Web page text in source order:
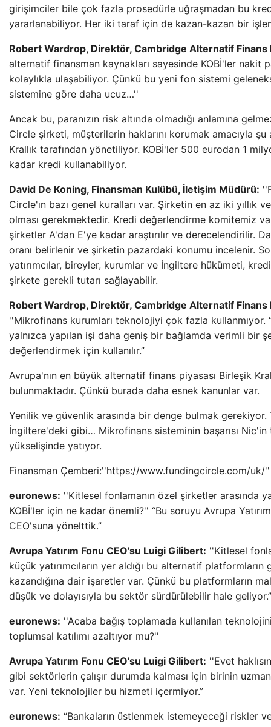
girişimciler bile çok fazla prosedürle uğraşmadan bu
yararlanabiliyor. Her iki taraf için de kazan-kazan bir
Robert Wardrop, Direktör, Cambridge Alternatif Finans
alternatif finansman kaynakları sayesinde KOBİ'ler nakit
kolaylıkla ulaşabiliyor. Çünkü bu yeni fon sistemi
sistemine göre daha ucuz…''
Ancak bu, paranızın risk altında olmadığı anlamına
Circle şirketi, müşterilerin haklarını korumak amacıyla şu
Krallık tarafından yönetiliyor. KOBİ'ler 500 eurodan 1
kadar kredi kullanabiliyor.
David De Koning, Finansman Kulübü, İletişim Müdürü:
Circle'ın bazı genel kuralları var. Şirketin en az iki yıllık
olması gerekmektedir. Kredi değerlendirme komitemiz
şirketler A'dan E'ye kadar araştırılır ve derecelendirilir.
oranı belirlenir ve şirketin pazardaki konumu incelenir.
yatırımcılar, bireyler, kurumlar ve İngiltere hükümeti,
şirkete gerekli tutarı sağlayabilir.
Robert Wardrop, Direktör, Cambridge Alternatif Finans
''Mikrofinans kurumları teknolojiyi çok fazla kullanmıyor.
yalnızca yapılan işi daha geniş bir bağlamda verimli bir
değerlendirmek için kullanılır.”
Avrupa'nın en büyük alternatif finans piyasası Birleşik
bulunmaktadır. Çünkü burada daha esnek kanunlar var.
Yenilik ve güvenlik arasında bir denge bulmak gerekiyor.
İngiltere'deki gibi… Mikrofinans sisteminin başarısı Nic'in
yükselişinde yatıyor.
Finansman Çemberi:''https://www.fundingcircle.com/uk/''
euronews: ''Kitlesel fonlamanın özel şirketler arasında
KOBİ'ler için ne kadar önemli?'' “Bu soruyu Avrupa
CEO'suna yönelttik.”
Avrupa Yatırım Fonu CEO'su Luigi Gilibert: ''Kitlesel
küçük yatırımcıların yer aldığı bu alternatif
kazandığına dair işaretler var. Çünkü bu platformların
düşük ve dolayısıyla bu sektör sürdürülebilir hale geliyor.”
euronews: ''Acaba bağış toplamada kullanılan
toplumsal katılımı azaltıyor mu?''
Avrupa Yatırım Fonu CEO'su Luigi Gilibert: ''Evet
gibi sektörlerin çalışır durumda kalması için birinin
var. Yeni teknolojiler bu hizmeti içermiyor.”
euronews: “Bankaların üstlenmek istemeyeceği riskler